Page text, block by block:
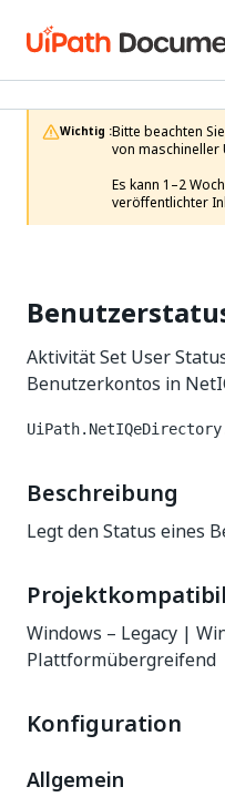
Wichtig :Bitte beachten
von
Es kann 1–2
veröffentlichter
Aktivität Set User
Benutzerkontos in
Beschreibung
Legt den Status eines
Windows – Legacy |
Plattformübergreifend
Konfiguration
Allgemein